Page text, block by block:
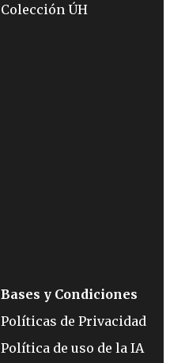
Colección ÚH
Bases y Condiciones
Políticas de Privacidad
Política de uso de la IA